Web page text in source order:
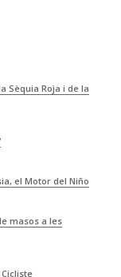
Sèquia Roja i de la
el Motor del Niño
masos a les